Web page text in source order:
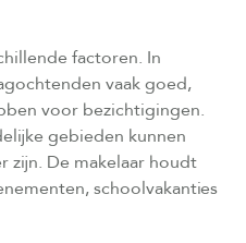
factoren. In
vaak goed,
voor bezichtigingen.
gebieden kunnen
zijn. De makelaar houdt
schoolvakanties